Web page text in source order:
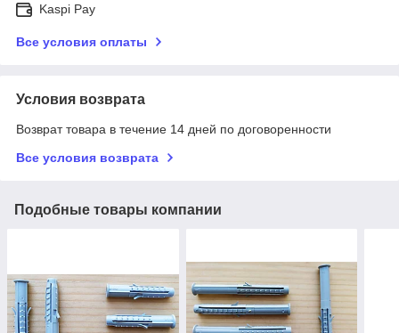
Kaspi Pay
Все условия оплаты
Условия возврата
Возврат товара в течение 14 дней по договоренности
Все условия возврата
Подобные товары компании